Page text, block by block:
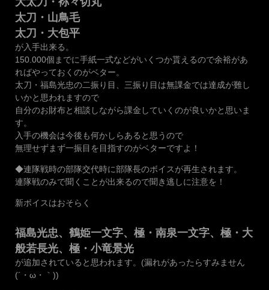
太刀・山鳥毛
太刀・大包平
が入手出来る。
150.000個までに手紙一式などがいくつか貰えるので余裕があ
ればやっておくのがベター。
太刀・福島光忠の二振り目、三振り目は無課金では達成が難し
いかと思われますので
自分のお財布と相談しながら課金していくのが良いかと思いま
す。
入手の機会は今後も何かしらあると思うので
無理せずまず一振目を目指すのがベターですよ！
◆連隊戦時の部隊交代時に部隊長のボイスが再生されます。
連隊戦のみで聞くことが出来るので聞き逃しに注意を！
新ボイスはおそらく
福島光忠、鶴姫一文字、極・南泉一文字、極・大
般若長光、極・小竜景光
が追加されていると思われます。(漏れがあったらすみません
(´・ω・｀))